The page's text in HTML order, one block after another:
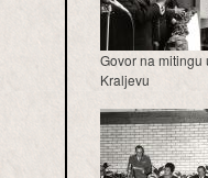
Govor na mitingu
Kraljevu